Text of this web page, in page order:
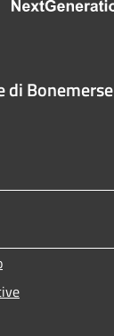
di Bonemerse